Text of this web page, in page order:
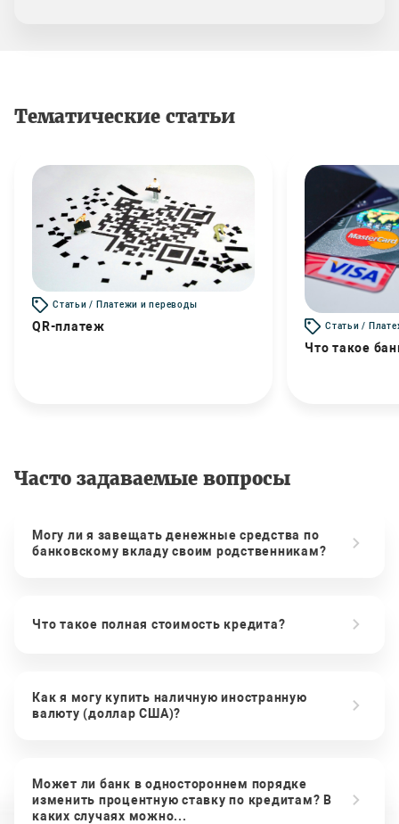
Тематические статьи
Статьи / Платежи и переводы
QR-платеж Статьи /
Что такое
Часто задаваемые вопросы
Могу ли я завещать денежные средства по
банковскому вкладу своим родственникам?
Что такое полная стоимость кредита?
Как я могу купить наличную иностранную
валюту (доллар США)?
Может ли банк в одностороннем порядке
изменить процентную ставку по кредитам? В
каких случаях можно...